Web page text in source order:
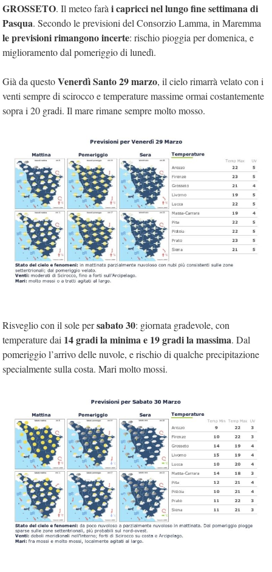
GROSSETO. Il meteo farà i capricci nel lungo fine settimana di
Pasqua. Secondo le previsioni del Consorzio Lamma, in Maremma
le previsioni rimangono incerte: rischio pioggia per domenica, e
miglioramento dal pomeriggio di lunedì.
Già da questoVenerdì Santo 29 marzo, il cielo rimarrà velato con i
venti sempre di scirocco e temperature massime ormai costantemente
sopra i 20 gradi. Il mare rimane sempre molto mosso.
Risveglio con il sole persabato 30: giornata gradevole, con
temperature dai 14 gradi la minima e 19 gradi la massima. Dal
pomeriggio l’arrivo delle nuvole, e rischio di qualche precipitazione
specialmente sulla costa. Mari molto mossi.